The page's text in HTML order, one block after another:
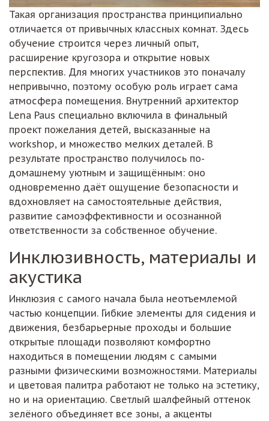
Такая организация пространства принципиально
отличается от привычных классных комнат. Здесь
обучение строится через личный опыт,
расширение кругозора и открытие новых
перспектив. Для многих участников это поначалу
непривычно, поэтому особую роль играет сама
атмосфера помещения. Внутренний архитектор
Lena Paus специально включила в финальный
проект пожелания детей, высказанные на
workshop, и множество мелких деталей. В
результате пространство получилось по-
домашнему уютным и защищённым: оно
одновременно даёт ощущение безопасности и
вдохновляет на самостоятельные действия,
развитие самоэффективности и осознанной
ответственности за собственное обучение.
Инклюзивность, материалы и
акустика
Инклюзия с самого начала была неотъемлемой
частью концепции. Гибкие элементы для сидения и
движения, безбарьерные проходы и большие
открытые площади позволяют комфортно
находиться в помещении людям с самыми
разными физическими возможностями. Материалы
и цветовая палитра работают не только на эстетику,
но и на ориентацию. Светлый шалфейный оттенок
зелёного объединяет все зоны, а акценты